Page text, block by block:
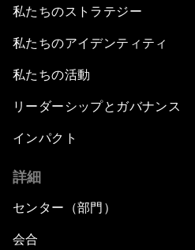
私たちのストラテジー
私たちのアイデンティティ
私たちの活動
リーダーシップとガバナンス
インパクト
詳細
センター（部門）
会合